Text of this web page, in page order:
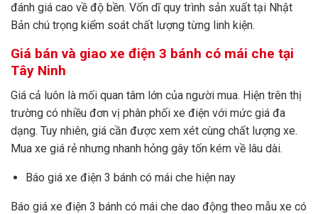
đánh giá cao về độ bền. Vốn dĩ quy trình sản xuất tại Nhật
Bản chú trọng kiểm soát chất lượng từng linh kiện.
Giá bán và giao xe điện 3 bánh có mái che tại
Tây Ninh
Giá cả luôn là mối quan tâm lớn của người mua. Hiện trên thị
trường có nhiều đơn vị phân phối xe điện với mức giá đa
dạng. Tuy nhiên, giá cần được xem xét cùng chất lượng xe.
Mua xe giá rẻ nhưng nhanh hỏng gây tốn kém về lâu dài.
Báo giá xe điện 3 bánh có mái che hiện nay
Báo giá xe điện 3 bánh có mái che dao động theo mẫu xe có